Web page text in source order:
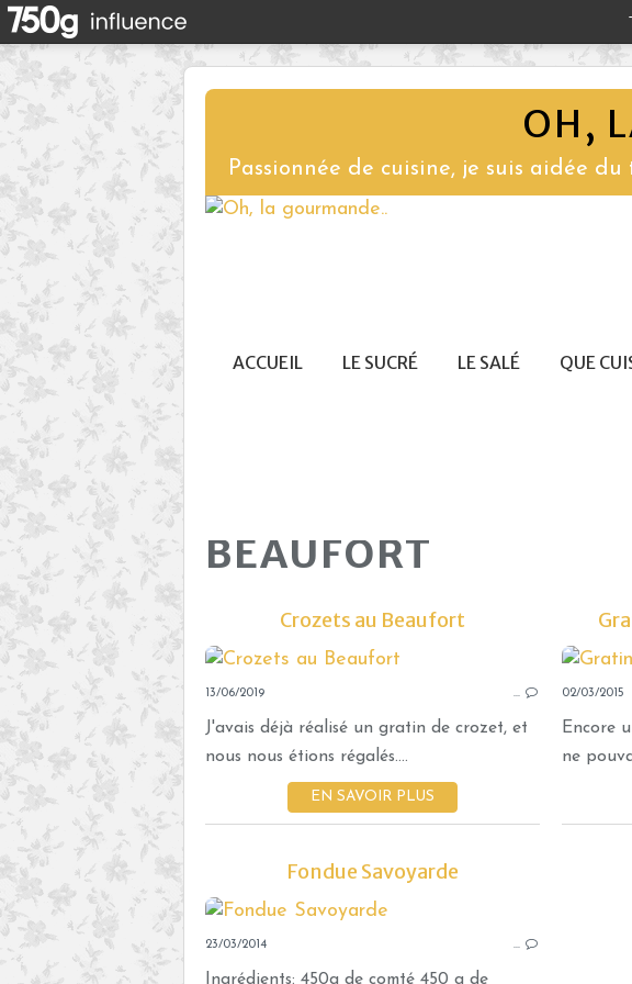
OH,
Passionnée de cuisine, je suis aidée
ACCUEIL LE SUCRÉ LE SALÉ QUE
BEAUFORT
Crozets au Beaufort
13/06/2019 …
J'avais déjà réalisé un gratin de crozet, et
nous nous étions régalés....
EN SAVOIR PLUS
02/03/2015
Encore
ne
Fondue Savoyarde
23/03/2014 …
Ingrédients: 450g de comté 450 g de